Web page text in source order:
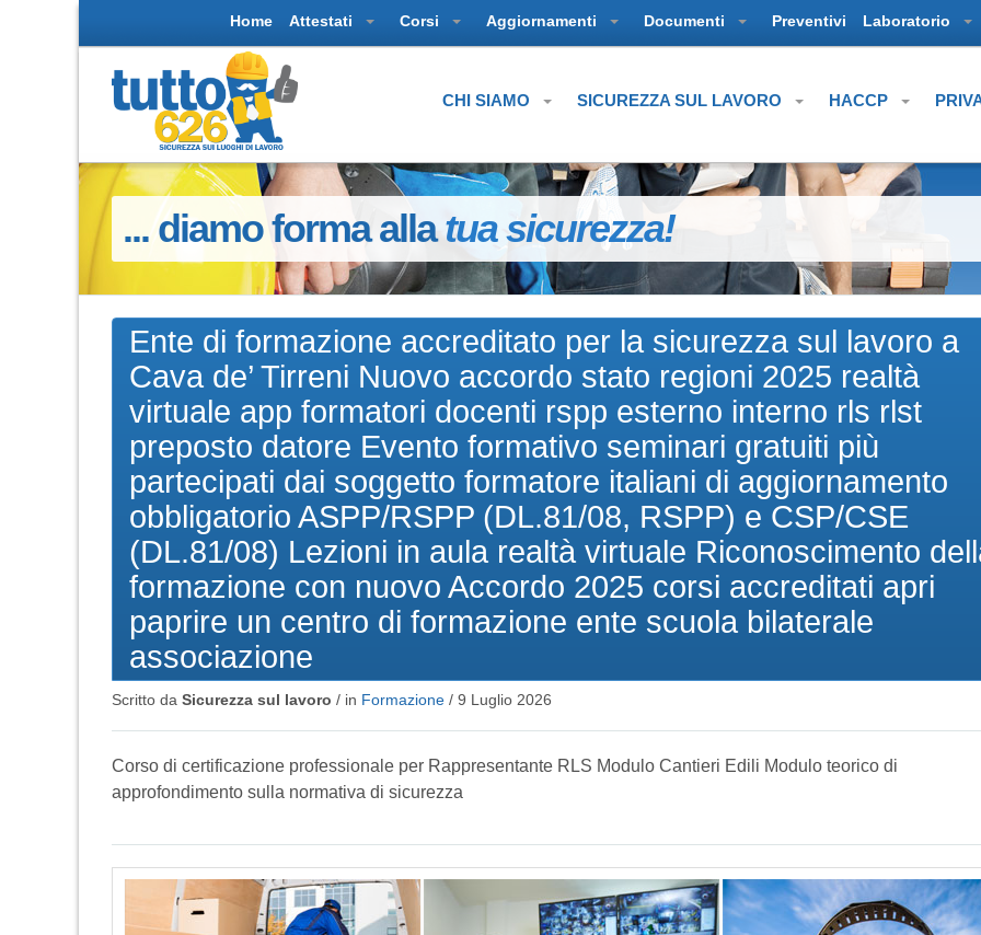
Home Attestati Corsi Aggiornamenti Documenti Preventivi Laboratorio
CHI SIAMO SICUREZZA SUL LAVORO HACCP
... diamo forma allatua sicurezza!
Ente di formazione accreditato per la sicurezza sul lavoro a
Cava de’ Tirreni Nuovo accordo stato regioni 2025 realtà
virtuale app formatori docenti rspp esterno interno rls rlst
preposto datore Evento formativo seminari gratuiti più
partecipati dai soggetto formatore italiani di aggiornamento
obbligatorio ASPP/RSPP (DL.81/08, RSPP) e CSP/CSE
(DL.81/08) Lezioni in aula realtà virtuale Riconoscimento
formazione con nuovo Accordo 2025 corsi accreditati apri
paprire un centro di formazione ente scuola bilaterale
associazione
Scritto da Sicurezza sul lavoro / in Formazione / 9 Luglio 2026
Corso di certificazione professionale per Rappresentante RLS Modulo Cantieri Edili Modulo teorico di
approfondimento sulla normativa di sicurezza